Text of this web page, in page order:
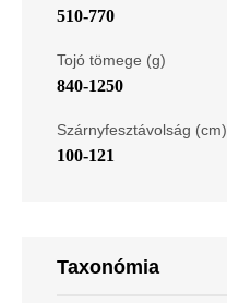
510-770
Tojó tömege (g)
840-1250
Szárnyfesztávolság (cm)
100-121
Taxonómia